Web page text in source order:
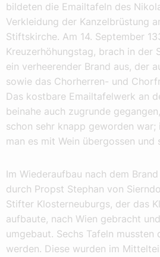
bildeten die Emailtafeln des
Verkleidung der Kanzelbrüstung
Stiftskirche. Am 14. September
Kreuzerhöhungstag, brach in der
ein verheerender Brand aus, der
sowie das Chorherren- und
Das kostbare Emailtafelwerk an
beinahe auch zugrunde
schon sehr knapp geworden
man es mit Wein übergossen
Im Wiederaufbau nach dem
durch Propst Stephan von
Stifter Klosterneuburgs, der das
aufbaute, nach Wien gebracht
umgebaut. Sechs Tafeln mussten
werden. Diese wurden im